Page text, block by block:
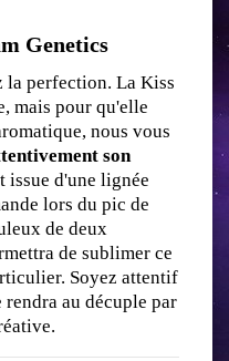
Genetics
la perfection. La Kiss
mais pour qu'elle
nous vous
son
issue d'une lignée
lors du pic de
de deux
de sublimer ce
Soyez attentif
rendra au décuple par